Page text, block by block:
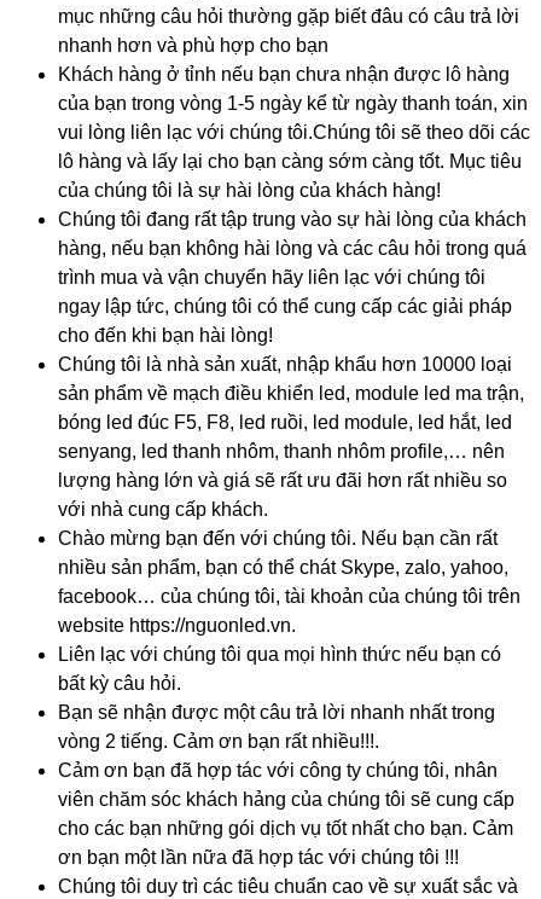
mục những câu hỏi thường gặp biết đâu có câu trả lời
nhanh hơn và phù hợp cho bạn
Khách hàng ở tỉnh nếu bạn chưa nhận được lô hàng
của bạn trong vòng 1-5 ngày kể từ ngày thanh toán, xin
vui lòng liên lạc với chúng tôi.Chúng tôi sẽ theo dõi các
lô hàng và lấy lại cho bạn càng sớm càng tốt. Mục tiêu
của chúng tôi là sự hài lòng của khách hàng!
Chúng tôi đang rất tập trung vào sự hài lòng của khách
hàng, nếu bạn không hài lòng và các câu hỏi trong quá
trình mua và vận chuyển hãy liên lạc với chúng tôi
ngay lập tức, chúng tôi có thể cung cấp các giải pháp
cho đến khi bạn hài lòng!
Chúng tôi là nhà sản xuất, nhập khẩu hơn 10000 loại
sản phẩm về mạch điều khiển led, module led ma trận,
bóng led đúc F5, F8, led ruồi, led module, led hắt, led
senyang, led thanh nhôm, thanh nhôm profile,… nên
lượng hàng lớn và giá sẽ rất ưu đãi hơn rất nhiều so
với nhà cung cấp khách.
Chào mừng bạn đến với chúng tôi. Nếu bạn cần rất
nhiều sản phẩm, bạn có thể chát Skype, zalo, yahoo,
facebook… của chúng tôi, tài khoản của chúng tôi trên
website https://nguonled.vn.
Liên lạc với chúng tôi qua mọi hình thức nếu bạn có
bất kỳ câu hỏi.
Bạn sẽ nhận được một câu trả lời nhanh nhất trong
vòng 2 tiếng. Cảm ơn bạn rất nhiều!!!.
Cảm ơn bạn đã hợp tác với công ty chúng tôi, nhân
viên chăm sóc khách hảng của chúng tôi sẽ cung cấp
cho các bạn những gói dịch vụ tốt nhất cho bạn. Cảm
ơn bạn một lần nữa đã hợp tác với chúng tôi !!!
Chúng tôi duy trì các tiêu chuẩn cao về sự xuất sắc và